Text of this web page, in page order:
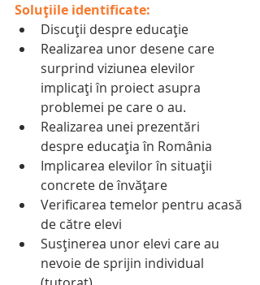
Soluțiile identificate:
Discuții despre educație
Realizarea unor desene care
surprind viziunea elevilor
implicați în proiect asupra
problemei pe care o au.
Realizarea unei prezentări
despre educația în România
Implicarea elevilor în situații
concrete de învățare
Verificarea temelor pentru acasă
de către elevi
Susținerea unor elevi care au
nevoie de sprijin individual